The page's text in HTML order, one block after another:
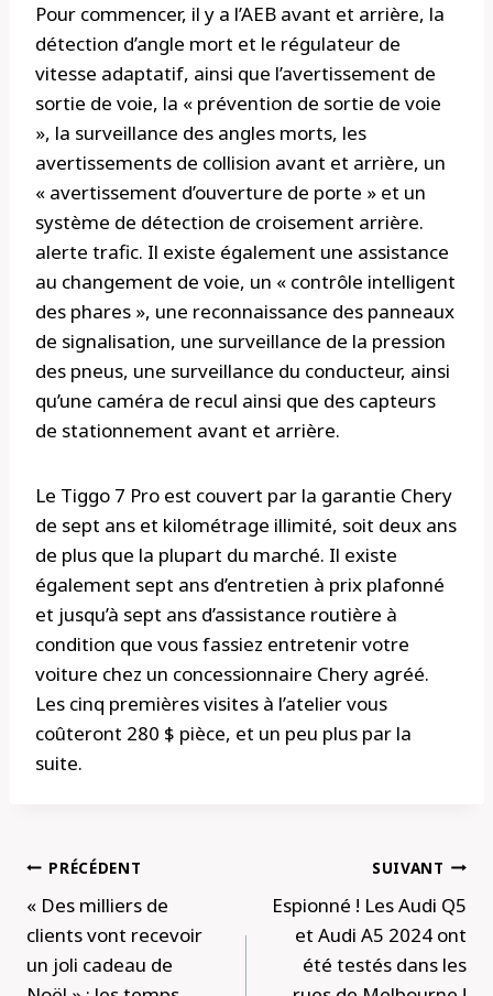
Pour commencer, il y a l’AEB avant et arrière, la
détection d’angle mort et le régulateur de
vitesse adaptatif, ainsi que l’avertissement de
sortie de voie, la « prévention de sortie de voie
», la surveillance des angles morts, les
avertissements de collision avant et arrière, un
« avertissement d’ouverture de porte » et un
système de détection de croisement arrière.
alerte trafic. Il existe également une assistance
au changement de voie, un « contrôle intelligent
des phares », une reconnaissance des panneaux
de signalisation, une surveillance de la pression
des pneus, une surveillance du conducteur, ainsi
qu’une caméra de recul ainsi que des capteurs
de stationnement avant et arrière.
Le Tiggo 7 Pro est couvert par la garantie Chery
de sept ans et kilométrage illimité, soit deux ans
de plus que la plupart du marché. Il existe
également sept ans d’entretien à prix plafonné
et jusqu’à sept ans d’assistance routière à
condition que vous fassiez entretenir votre
voiture chez un concessionnaire Chery agréé.
Les cinq premières visites à l’atelier vous
coûteront 280 $ pièce, et un peu plus par la
suite.
Navigation
de
l’article
PRÉCÉDENT
« Des milliers de
clients vont recevoir
un joli cadeau de
SUIVANT
Espionné ! Les Audi Q5
et Audi A5 2024 ont
été testés dans les